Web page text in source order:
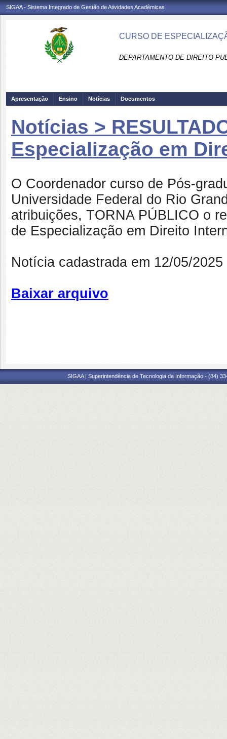
SIGAA - Sistema Integrado de Gestão de Atividades Acadêmicas
CURSO DE
DEPARTAMENTO DE DIREITO
Apresentação Ensino Notícias Documentos
Notícias >
Especialização em
O Coordenador curso de Pós-
Universidade Federal do Rio
atribuições, TORNA PÚBLICO o
de Especialização em Direito
Notícia cadastrada em 12/05/
Baixar arquivo
SIGAA | Superintendência de Tecnologia da Informação - (84)